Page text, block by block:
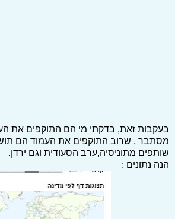
בעקבות זאת, בדקתי מי הם התוקפים את
מסתבר , שרוב התוקפים את העמוד הם
שותפים מתוניסיה,ערב הסעודית וגם ירדן.
הנה נתונים :